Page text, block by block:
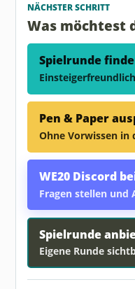
NÄCHSTER SCHRITT
Was möchtest
Spielrunde
Pen & Paper
Ohne Vorwissen in
WE20 Discord
Fragen stellen und
Spielrunde
Eigene Runde